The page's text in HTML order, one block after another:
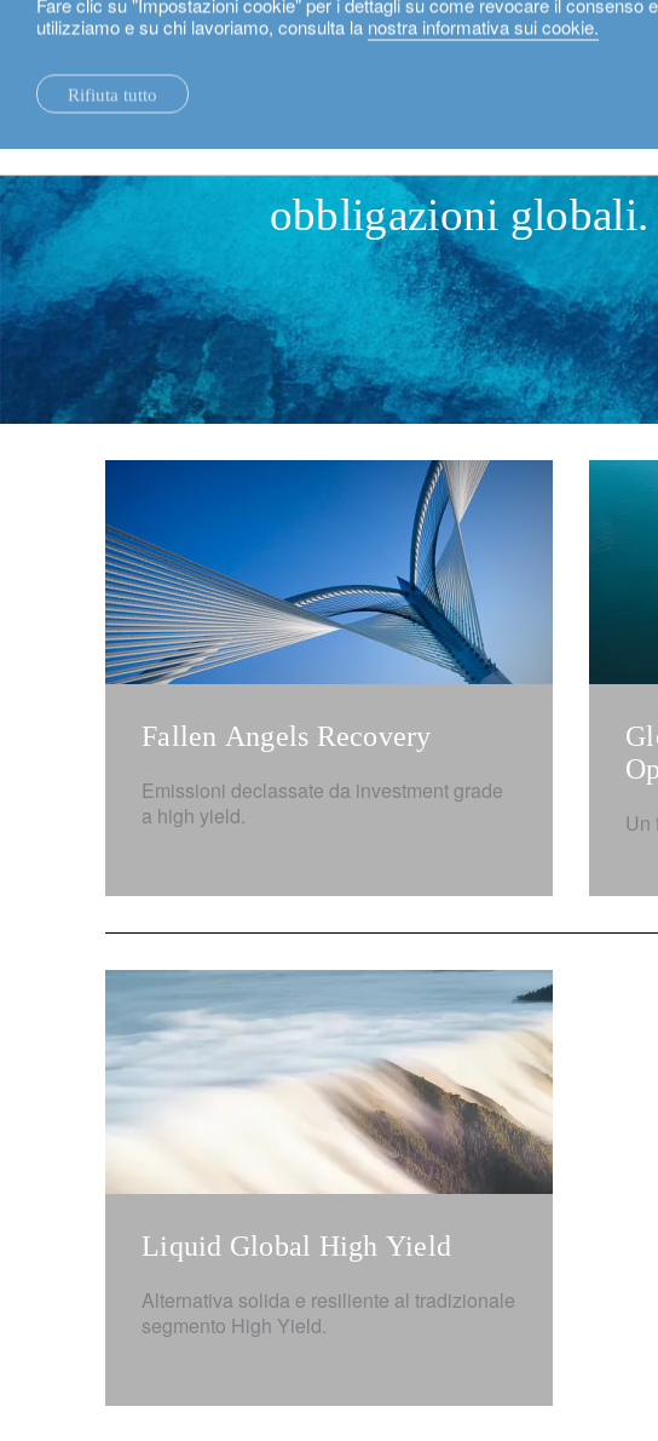
utilizziamo e su chi lavoriamo, consulta la nostra informativa sui cookie.
Rifiuta tutto
obbligazioni globali.
Fallen Angels Recovery
Emissioni declassate da investment grade
a high yield.
Un
Liquid Global High Yield
Alternativa solida e resiliente al tradizionale
segmento High Yield.